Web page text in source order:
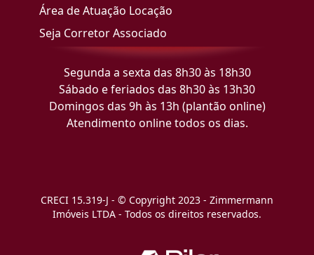
Área de Atuação Locação
Seja Corretor Associado
Segunda a sexta das 8h30 às 18h30
Sábado e feriados das 8h30 às 13h30
Domingos das 9h às 13h (plantão online)
Atendimento online todos os dias.
CRECI 15.319-J - © Copyright 2023 - Zimmermann
Imóveis LTDA - Todos os direitos reservados.